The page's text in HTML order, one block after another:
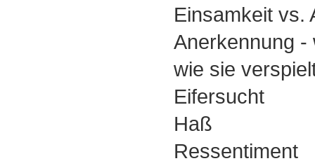
Einsamkeit vs.
Anerkennung -
wie sie
Eifersucht
Haß
Ressentiment